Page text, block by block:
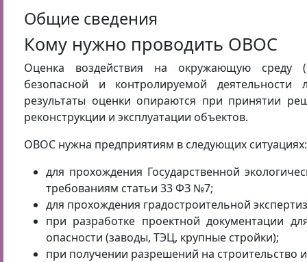
Общие сведения
Кому нужно проводить ОВОС
Оценка воздействия на окружающую среду
безопасной и контролируемой деятельности
результаты оценки опираются при принятии
реконструкции и эксплуатации объектов.
ОВОС нужна предприятиям в следующих ситуациях:
для прохождения Государственной
требованиям статьи 33 ФЗ №7;
для прохождения градостроительной
при разработке проектной документации
опасности (заводы, ТЭЦ, крупные стройки);
при получении разрешений на строительство